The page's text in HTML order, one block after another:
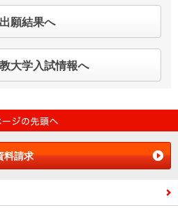
出願結果へ
大学入試情報へ
料請求